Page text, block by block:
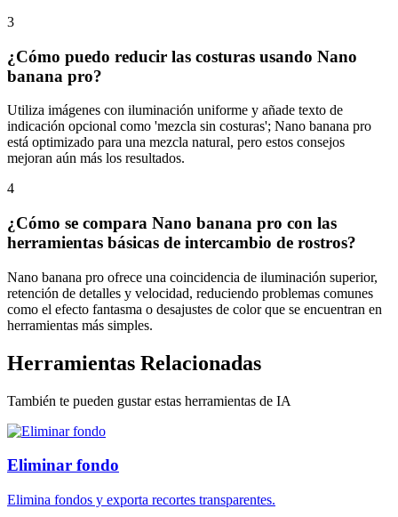
3
¿Cómo puedo reducir las costuras usando Nano
banana pro?
Utiliza imágenes con iluminación uniforme y añade texto de
indicación opcional como 'mezcla sin costuras'; Nano banana pro
está optimizado para una mezcla natural, pero estos consejos
mejoran aún más los resultados.
4
¿Cómo se compara Nano banana pro con las
herramientas básicas de intercambio de rostros?
Nano banana pro ofrece una coincidencia de iluminación superior,
retención de detalles y velocidad, reduciendo problemas comunes
como el efecto fantasma o desajustes de color que se encuentran en
herramientas más simples.
Herramientas Relacionadas
También te pueden gustar estas herramientas de IA
Eliminar fondo
Elimina fondos y exporta recortes transparentes.